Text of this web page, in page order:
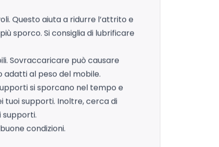
Questo aiuta a ridurre l’attrito e
sporco. Si consiglia di lubrificare
Sovraccaricare può causare
al peso del mobile.
si sporcano nel tempo e
tuoi supporti. Inoltre, cerca di
supporti.
condizioni.